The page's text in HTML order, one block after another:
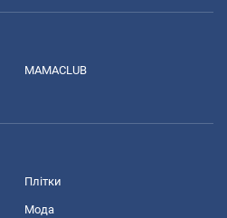
MAMACLUB
Плітки
Мода